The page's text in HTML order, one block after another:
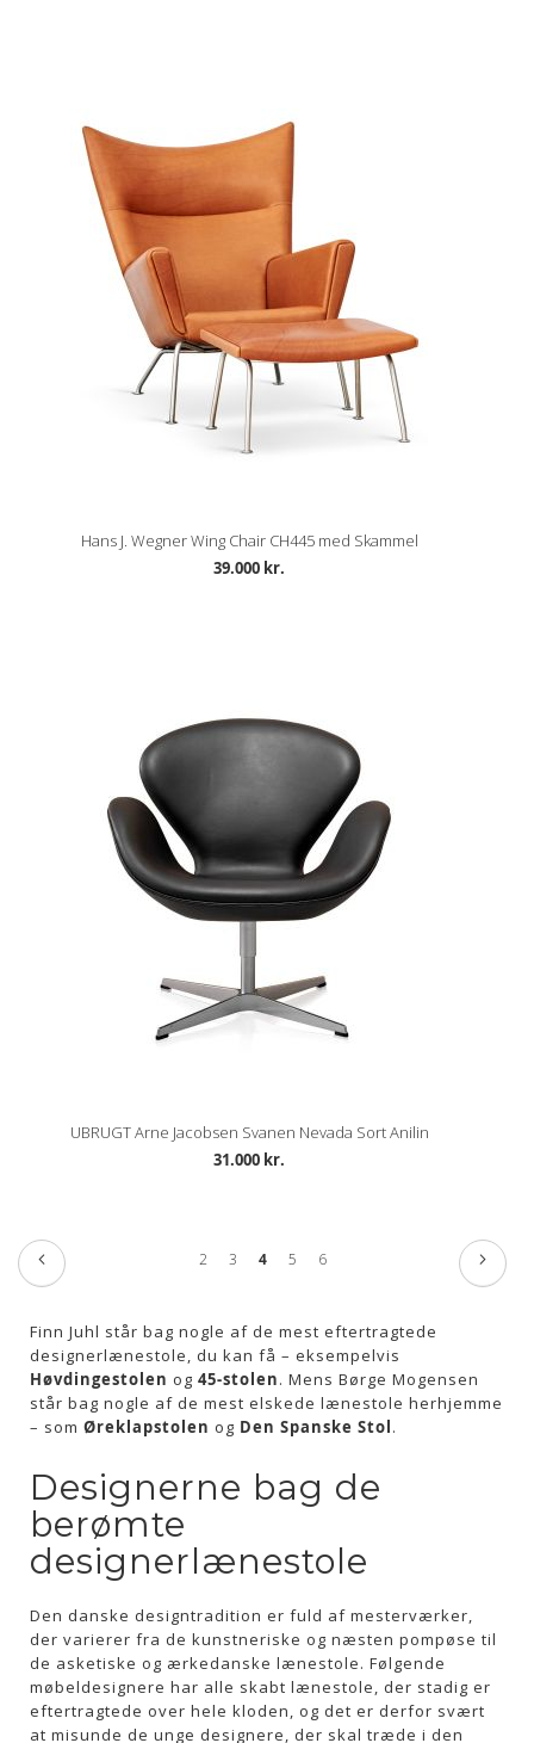
Hans J. Wegner Wing Chair CH445 med Skammel
39.000 kr.
UBRUGT Arne Jacobsen Svanen Nevada Sort Anilin
31.000 kr.
Side
Side
Tidligere Side
2 Side
3
Du
side
4 Side
5 Side
6 Side
Næste
Finn Juhl står bag nogle af de mest eftertragtede
designerlænestole, du kan få – eksempelvis
Høvdingestolen og 45-stolen. Mens Børge Mogensen
står bag nogle af de mest elskede lænestole herhjemme
– som Øreklapstolen og Den Spanske Stol.
Designerne bag de
berømte
designerlænestole
Den danske designtradition er fuld af mesterværker,
der varierer fra de kunstneriske og næsten pompøse til
de asketiske og ærkedanske lænestole. Følgende
møbeldesignere har alle skabt lænestole, der stadig er
eftertragtede over hele kloden, og det er derfor svært
at misunde de unge designere, der skal træde i den